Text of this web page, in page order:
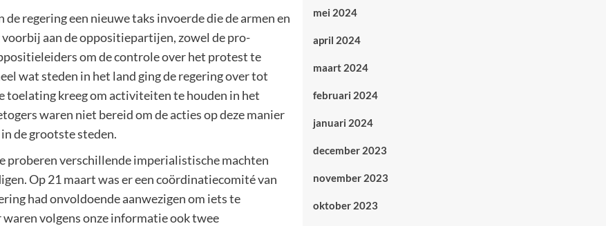
regering een nieuwe taks invoerde die de armen en
aan de oppositiepartijen, zowel de pro-
om de controle over het protest te
wat steden in het land ging de regering over tot
toelating kreeg om activiteiten te houden in het
waren niet bereid om de acties op deze manier
de grootste steden.
proberen verschillende imperialistische machten
Op 21 maart was er een coördinatiecomité van
had onvoldoende aanwezigen om iets te
waren volgens onze informatie ook twee
mei 2024
april 2024
maart 2024
februari 2024
januari 2024
december 2023
november 2023
oktober 2023